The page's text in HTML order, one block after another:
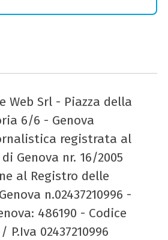
Web Srl - Piazza della
6/6 - Genova
registrata al
Genova nr. 16/2005
al Registro delle
n.02437210996 -
486190 - Codice
P.Iva 02437210996